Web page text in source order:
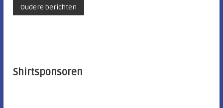
B
i
Oudere berichten
Shirtsponsoren